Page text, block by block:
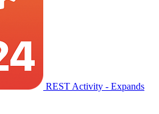
REST Activity - Expands